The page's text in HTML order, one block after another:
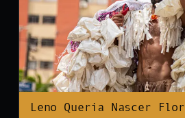
Leno Queria Nascer Flor